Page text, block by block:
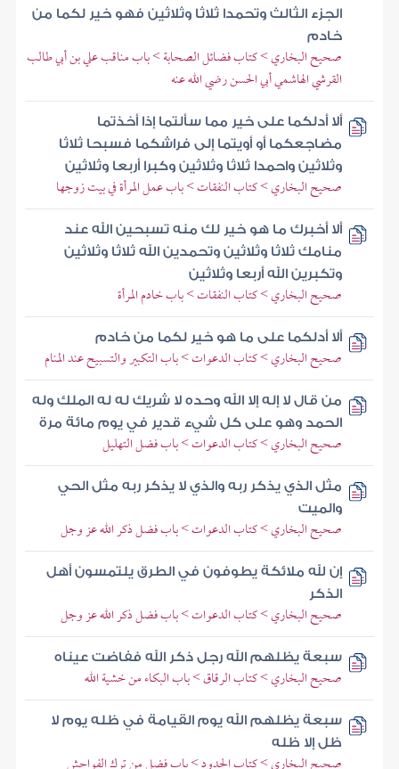
الجزء الثالث وتحمدا ثلاثا وثلاثين فهو خير لكما من
خادم
صحيح البخاري > كتاب فضائل الصحابة > باب مناقب علي بن أبي طالب
القرشي الهاشمي أبي الحسن رضي الله عنه
ألا أدلكما على خير مما سألتما إذا أخذتما
مضاجعكما أو أويتما إلى فراشكما فسبحا ثلاثا
وثلاثين واحمدا ثلاثا وثلاثين وكبرا أربعا وثلاثين
صحيح البخاري > كتاب النفقات > باب عمل المرأة في بيت زوجها
ألا أخبرك ما هو خير لك منه تسبحين الله عند
منامك ثلاثا وثلاثين وتحمدين الله ثلاثا وثلاثين
وتكبرين الله أربعا وثلاثين
صحيح البخاري > كتاب النفقات > باب خادم المرأة
ألا أدلكما على ما هو خير لكما من خادم
صحيح البخاري > كتاب الدعوات > باب التكبير والتسبيح عند المنام
من قال لا إله إلا الله وحده لا شريك له له الملك وله
الحمد وهو على كل شيء قدير في يوم مائة مرة
صحيح البخاري > كتاب الدعوات > باب فضل التهليل
مثل الذي يذكر ربه والذي لا يذكر ربه مثل الحي
والميت
صحيح البخاري > كتاب الدعوات > باب فضل ذكر الله عز وجل
إن لله ملائكة يطوفون في الطرق يلتمسون أهل
الذكر
صحيح البخاري > كتاب الدعوات > باب فضل ذكر الله عز وجل
سبعة يظلهم الله رجل ذكر الله ففاضت عيناه
صحيح البخاري > كتاب الرقاق > باب البكاء من خشية الله
سبعة يظلهم الله يوم القيامة في ظله يوم لا
ظل إلا ظله